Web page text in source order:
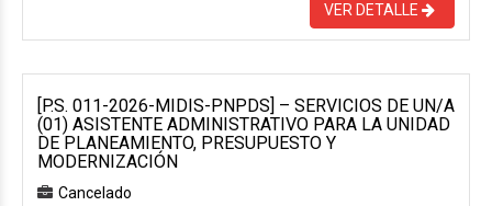
VER DETALLE
[P.S. 011-2026-MIDIS-PNPDS] – SERVICIOS DE UN/A
(01) ASISTENTE ADMINISTRATIVO PARA LA UNIDAD
DE PLANEAMIENTO, PRESUPUESTO Y
MODERNIZACIÓN
Cancelado